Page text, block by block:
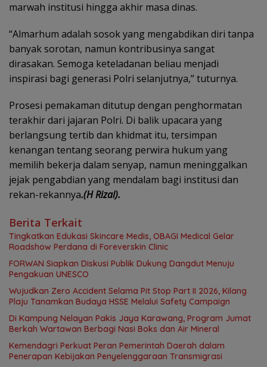
marwah institusi hingga akhir masa dinas.
“Almarhum adalah sosok yang mengabdikan diri tanpa
banyak sorotan, namun kontribusinya sangat
dirasakan. Semoga keteladanan beliau menjadi
inspirasi bagi generasi Polri selanjutnya,” tuturnya.
Prosesi pemakaman ditutup dengan penghormatan
terakhir dari jajaran Polri. Di balik upacara yang
berlangsung tertib dan khidmat itu, tersimpan
kenangan tentang seorang perwira hukum yang
memilih bekerja dalam senyap, namun meninggalkan
jejak pengabdian yang mendalam bagi institusi dan
rekan-rekannya.(H Rizal).
Berita Terkait
Tingkatkan Edukasi Skincare Medis, OBAGI Medical Gelar
Roadshow Perdana di Foreverskin Clinic
FORWAN Siapkan Diskusi Publik Dukung Dangdut Menuju
Pengakuan UNESCO
Wujudkan Zero Accident Selama Pit Stop Part II 2026, Kilang
Plaju Tanamkan Budaya HSSE Melalui Safety Campaign
Di Kampung Nelayan Pakis Jaya Karawang, Program Jumat
Berkah Wartawan Berbagi Nasi Boks dan Air Mineral
Kemendagri Perkuat Peran Pemerintah Daerah dalam
Penerapan Kebijakan Penyelenggaraan Transmigrasi